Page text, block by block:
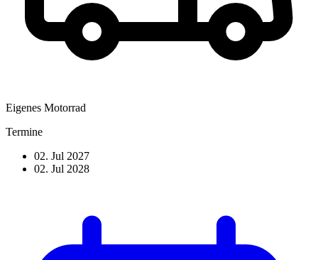
Eigenes Motorrad
Termine
02. Jul 2027
02. Jul 2028